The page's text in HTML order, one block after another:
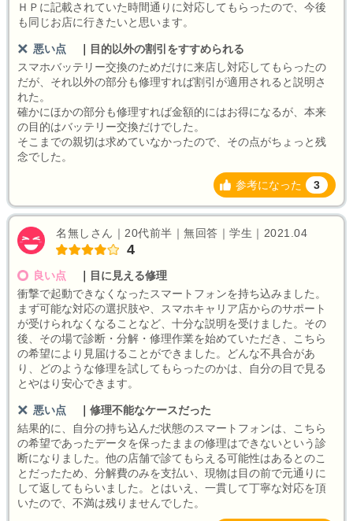
ＨＰに記載されていた時間通りに対応してもらったので、今後
も同じお店に行きたいと思います。
悪い点
目的以外の割引をすすめられる
スマホバッテリー交換のためだけに来店し対応してもらったの
だが、それ以外の部分も修理すれば割引が適用されると説明さ
れた。
確かにほかの部分も修理すれば金額的にはお得になるが、本来
の目的はバッテリー交換だけでした。
そこまでの親切は求めていなかったので、その点がちょっと残
念でした。
参考になった 3
名無しさん｜20代前半｜無回答｜学生｜2021.04
4
良い点
目に見える修理
衝撃で起動できなくなったスマートフォンを持ち込みました。
まず可能な対応の選択肢や、スマホキャリア店からのサポート
が受けられなくなることなど、十分な説明を受けました。その
後、その場で診断・分解・修理作業を始めていただき、こちら
の希望により見届けることができました。どんな不具合があ
り、どのような修理を試してもらったのかは、自分の目で見る
とやはり安心できます。
悪い点
修理不能なケースだった
結果的に、自分の持ち込んだ状態のスマートフォンは、こちら
の希望であったデータを保ったままの修理はできないという診
断になりました。他の店舗で診てもらえる可能性はあるとのこ
とだったため、分解費のみを支払い、現物は目の前で元通りに
して返してもらいました。とはいえ、一貫して丁寧な対応を頂
いたので、不満は残りませんでした。